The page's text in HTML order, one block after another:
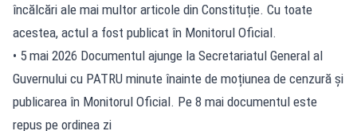
încălcări ale mai multor articole din Constituție. Cu toate
acestea, actul a fost publicat în Monitorul Oficial.
• 5 mai 2026 Documentul ajunge la Secretariatul General al
Guvernului cu PATRU minute înainte de moțiunea de cenzură și
publicarea în Monitorul Oficial. Pe 8 mai documentul este
repus pe ordinea zi